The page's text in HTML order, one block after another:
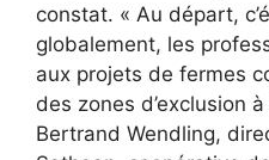
constat. « Au départ,
globalement, les
aux projets de fermes
des zones d’exclusion
Bertrand Wendling,